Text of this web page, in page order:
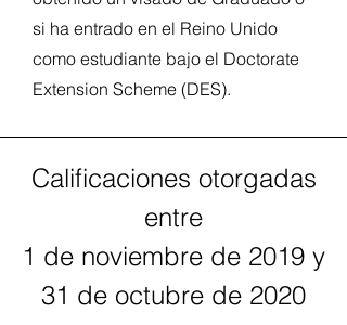
si ha entrado en el Reino Unido
como estudiante bajo el Doctorate
Extension Scheme (DES).​
Calificaciones otorgadas
entre
1 de noviembre de 2019 y
31 de octubre de 2020